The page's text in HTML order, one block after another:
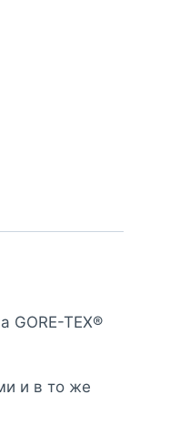
GORE-TEX®
и в то же